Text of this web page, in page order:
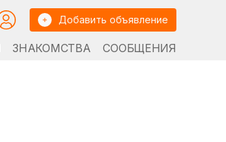
Добавить объявление
ЗНАКОМСТВА СООБЩЕНИЯ